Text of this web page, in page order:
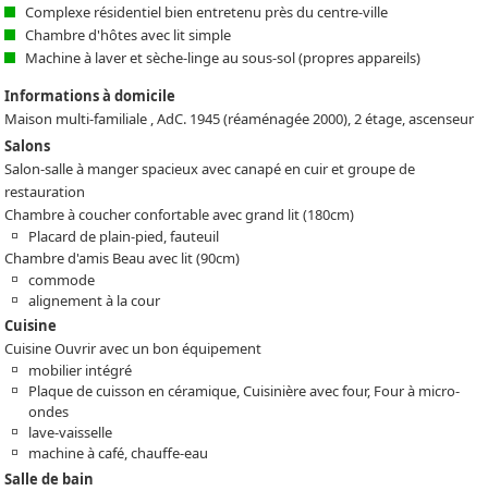
Complexe résidentiel bien entretenu près du centre-ville
Chambre d'hôtes avec lit simple
Machine à laver et sèche-linge au sous-sol (propres appareils)
Informations à domicile
Maison multi-familiale , AdC. 1945 (réaménagée 2000), 2 étage, ascenseur
Salons
Salon-salle à manger spacieux avec canapé en cuir et groupe de
restauration
Chambre à coucher confortable avec grand lit (180cm)
Placard de plain-pied, fauteuil
Chambre d'amis Beau avec lit (90cm)
commode
alignement à la cour
Cuisine
Cuisine Ouvrir avec un bon équipement
mobilier intégré
Plaque de cuisson en céramique, Cuisinière avec four, Four à micro-
ondes
lave-vaisselle
machine à café, chauffe-eau
Salle de bain